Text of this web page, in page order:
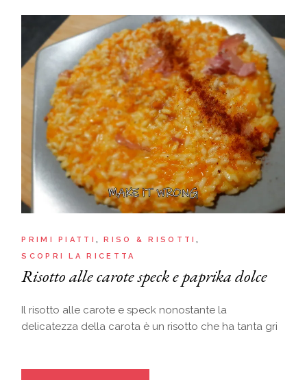
PRIMI PIATTI
RISO & RISOTTI
SCOPRI LA RICETTA
Risotto alle carote speck e paprika dolce
Il risotto alle carote e speck nonostante la
delicatezza della carota è un risotto che ha tanta gri